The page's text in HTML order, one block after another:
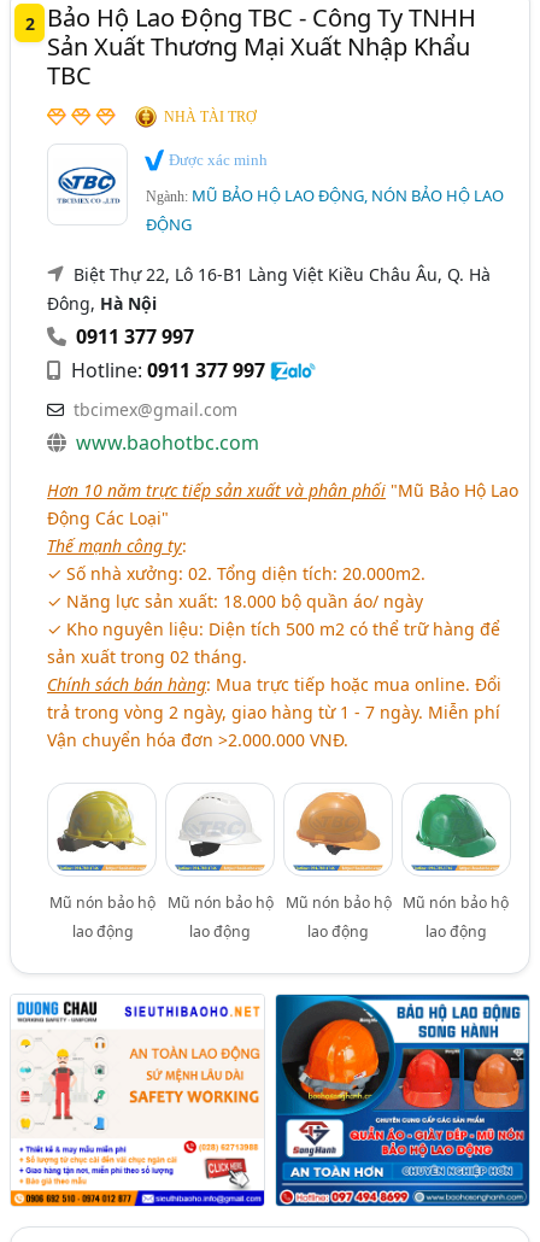
2
Bảo Hộ Lao Động TBC - Công Ty TNHH
Sản Xuất Thương Mại Xuất Nhập Khẩu
TBC
NHÀ TÀI TRỢ
Được xác minh
Ngành: MŨ BẢO HỘ LAO ĐỘNG, NÓN BẢO HỘ LAO
ĐỘNG
Biệt Thự 22, Lô 16-B1 Làng Việt Kiều Châu Âu, Q. Hà
Đông, Hà Nội
0911 377 997
Hotline:0911 377 997
tbcimex@gmail.com
www.baohotbc.com
Hơn 10 năm trực tiếp sản xuất và phân phối "Mũ Bảo Hộ Lao
Động Các Loại"
Thế mạnh công ty:
✓ Số nhà xưởng: 02. Tổng diện tích: 20.000m2.
✓ Năng lực sản xuất: 18.000 bộ quần áo/ ngày
✓ Kho nguyên liệu: Diện tích 500 m2 có thể trữ hàng để
sản xuất trong 02 tháng.
Chính sách bán hàng: Mua trực tiếp hoặc mua online. Đổi
trả trong vòng 2 ngày, giao hàng từ 1 - 7 ngày. Miễn phí
Vận chuyển hóa đơn >2.000.000 VNĐ.
Mũ nón bảo hộ
lao động
Mũ nón bảo hộ
lao động
Mũ nón bảo hộ
lao động
Mũ nón bảo hộ
lao động